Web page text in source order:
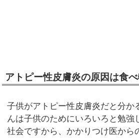
アトピー性皮膚炎の原因は食
子供がアトピー性皮膚炎だと分か
んは子供のためにいろいろと勉強
社会ですから、かかりつけ医から